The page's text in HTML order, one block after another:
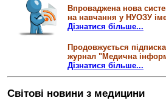
Впроваджена нова
на навчання у НУОЗУ
Дізнатися більше...
Продовжується
журнал "Медична
Дізнатися більше...
Світові новини з медицини